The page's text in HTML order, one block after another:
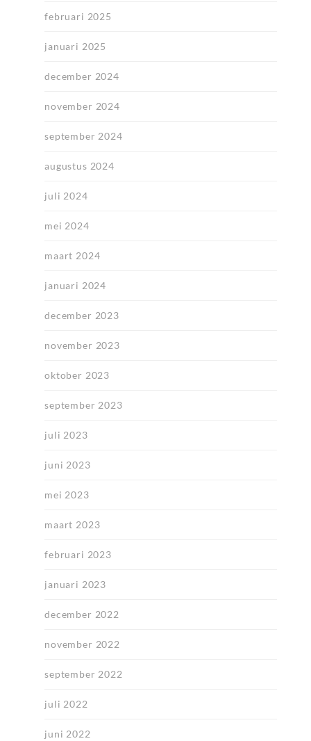
februari 2025
januari 2025
december 2024
november 2024
september 2024
augustus 2024
juli 2024
mei 2024
maart 2024
januari 2024
december 2023
november 2023
oktober 2023
september 2023
juli 2023
juni 2023
mei 2023
maart 2023
februari 2023
januari 2023
december 2022
november 2022
september 2022
juli 2022
juni 2022